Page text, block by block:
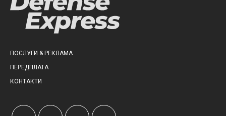
ПОСЛУГИ & РЕКЛАМА
ПЕРЕДПЛАТА
КОНТАКТИ